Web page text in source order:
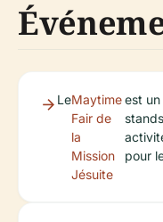
LeMaytime
Fair de
la
Mission
Jésuite
est
pour